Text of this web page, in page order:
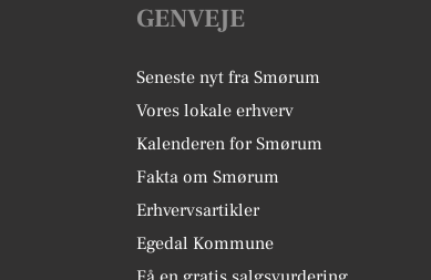
GENVEJE
Seneste nyt fra Smørum
Vores lokale erhverv
Kalenderen for Smørum
Fakta om Smørum
Erhvervsartikler
Egedal Kommune